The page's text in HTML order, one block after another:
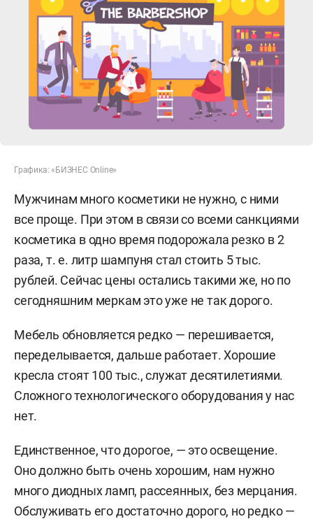
Графика: «БИЗНЕС Online»
Мужчинам много косметики не нужно, с ними
все проще. При этом в связи со всеми санкциями
косметика в одно время подорожала резко в 2
раза, т. е. литр шампуня стал стоить 5 тыс.
рублей. Сейчас цены остались такими же, но по
сегодняшним меркам это уже не так дорого.
Мебель обновляется редко — перешивается,
переделывается, дальше работает. Хорошие
кресла стоят 100 тыс., служат десятилетиями.
Сложного технологического оборудования у нас
нет.
Единственное, что дорогое, — это освещение.
Оно должно быть очень хорошим, нам нужно
много диодных ламп, рассеянных, без мерцания.
Обслуживать его достаточно дорого, но редко —